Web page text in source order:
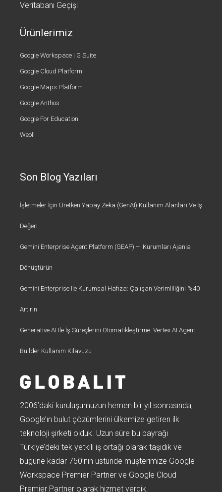
Veritabanı Geçişi
Ürünlerimiz
Google Workspace | G Suite
Google Cloud Platform
Google Maps Platform
Google Anthos
Google For Education
Weoll
Son Blog Yazıları
İşletmeler İçin Üretken Yapay Zeka (GenAI) Kullanım Alanları Ve İş
Değeri
Gemini Enterprise Agent Platform (GEAP) – Kurumları Ajanla
Dönüştürün
Gemini Enterprise Ile Kurumsal Hafıza: Çalışan Verimliliğini %40
Artırın
Generative AI Ile İş Süreçlerini Otomatikleştirme: Vertex AI Agent
Builder Kullanım Kılavuzu
2006’daki kuruluşumuzun hemen bir yıl sonrasında,
Google’ın bulut çözümlerini ülkemize getiren ilk
teknoloji şirketi olduk. Uzun süre bu bayrağı
Türkiye’deki tek yetkili iş ortağı olarak taşıdık ve
bugüne kadar 750’nin üstünde müşterimize Google
Workspace Premier Partner ve Google Cloud
Premier Partner olarak hizmet verdik.